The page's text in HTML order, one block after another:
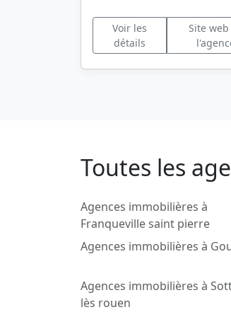
Voir les
détails
Site
Toutes les
Agences immobilières à
Franqueville saint pierre
Agences immobilières à
Agences immobilières à
lès rouen